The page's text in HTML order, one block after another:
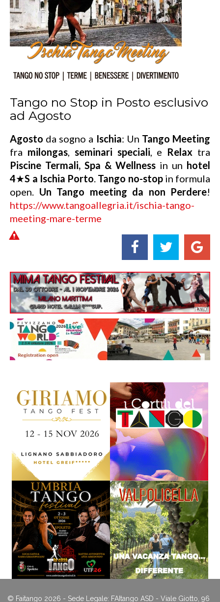
Tango no Stop in Posto esclusivo
ad Agosto
Agosto da sogno a Ischia: Un Tango Meeting
fra milongas, seminari speciali, e Relax tra
Piscine Termali, Spa & Wellness in un hotel
4★S a Ischia Porto. Tango no-stopin formula
open. Un Tango meeting da non Perdere!
https://www.tangoallegria.it/ischia-tango-
meeting-mare-terme
© Faitango 2026 - Sede Legale: FAItango ASD - Viale Giotto, 96